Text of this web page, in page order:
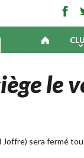
le
Joffre) sera fermé